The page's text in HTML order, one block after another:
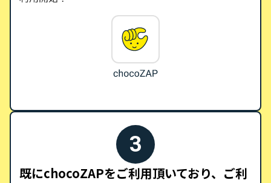
3
既にchocoZAPをご利用頂いており、ご利